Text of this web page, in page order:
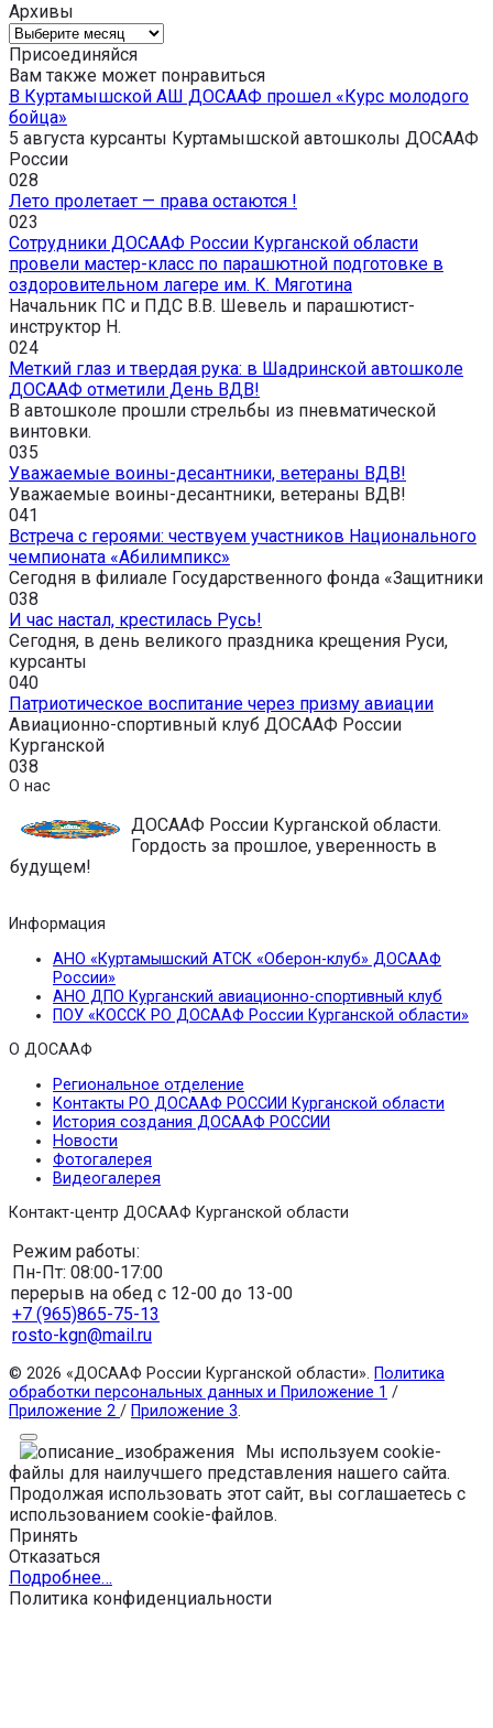
Архивы
Архивы
Присоединяйся
Вам также может понравиться
В Куртамышской АШ ДОСААФ прошел «Курс молодого
бойца»
5 августа курсанты Куртамышской автошколы ДОСААФ
России
028
Лето пролетает — права остаются !
023
Сотрудники ДОСААФ России Курганской области
провели мастер-класс по парашютной подготовке в
оздоровительном лагере им. К. Мяготина
Начальник ПС и ПДС В.В. Шевель и парашютист-
инструктор Н.
024
Меткий глаз и твердая рука: в Шадринской автошколе
ДОСААФ отметили День ВДВ!
В автошколе прошли стрельбы из пневматической
винтовки.
035
Уважаемые воины-десантники, ветераны ВДВ!
Уважаемые воины-десантники, ветераны ВДВ!
041
Встреча с героями: чествуем участников Национального
чемпионата «Абилимпикс»
Сегодня в филиале Государственного фонда «Защитники
038
И час настал, крестилась Русь!
Сегодня, в день великого праздника крещения Руси,
курсанты
040
Патриотическое воспитание через призму авиации
Авиационно-спортивный клуб ДОСААФ России
Курганской
038
О нас
ДОСААФ России Курганской области.
Гордость за прошлое, уверенность в
будущем!
Информация
АНО «Куртамышский АТСК «Оберон-клуб» ДОСААФ
России»
АНО ДПО Курганский авиационно-спортивный клуб
ПОУ «КОССК РО ДОСААФ России Курганской области»
О ДОСААФ
Региональное отделение
Контакты РО ДОСААФ РОССИИ Курганской области
История создания ДОСААФ РОССИИ
Новости
Фотогалерея
Видеогалерея
Контакт-центр ДОСААФ Курганской области
Режим работы:
Пн-Пт: 08:00-17:00
перерыв на обед с 12-00 до 13-00
+7 (965)865-75-13
rosto-kgn@mail.ru
© 2026 «ДОСААФ России Курганской области». Политика
обработки персональных данных и Приложение 1 /
Приложение 2 / Приложение 3.
Мы используем cookie-
файлы для наилучшего представления нашего сайта.
Продолжая использовать этот сайт, вы соглашаетесь с
использованием cookie-файлов.
Принять
Отказаться
Подробнее…
Политика конфиденциальности